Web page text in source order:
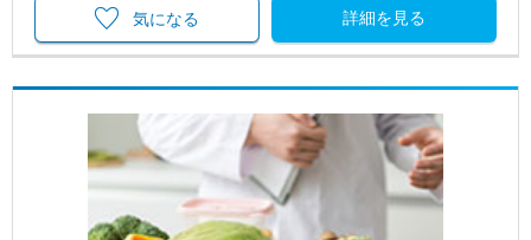
詳細を見る
気になる